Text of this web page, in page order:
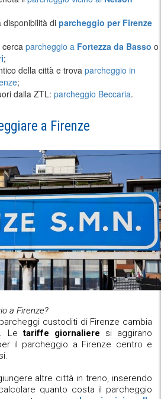
disponibilità di parcheggio per Firenze
parcheggio a Fortezza da Basso o
;
della città e trova parcheggio in
;
dalla ZTL: parcheggio Beccaria.
a Firenze
a Firenze?
custoditi di Firenze cambia
Letariffe giornaliere si aggirano
il parcheggio a Firenze centro e
altre città in treno, inserendo
quanto costa il parcheggio